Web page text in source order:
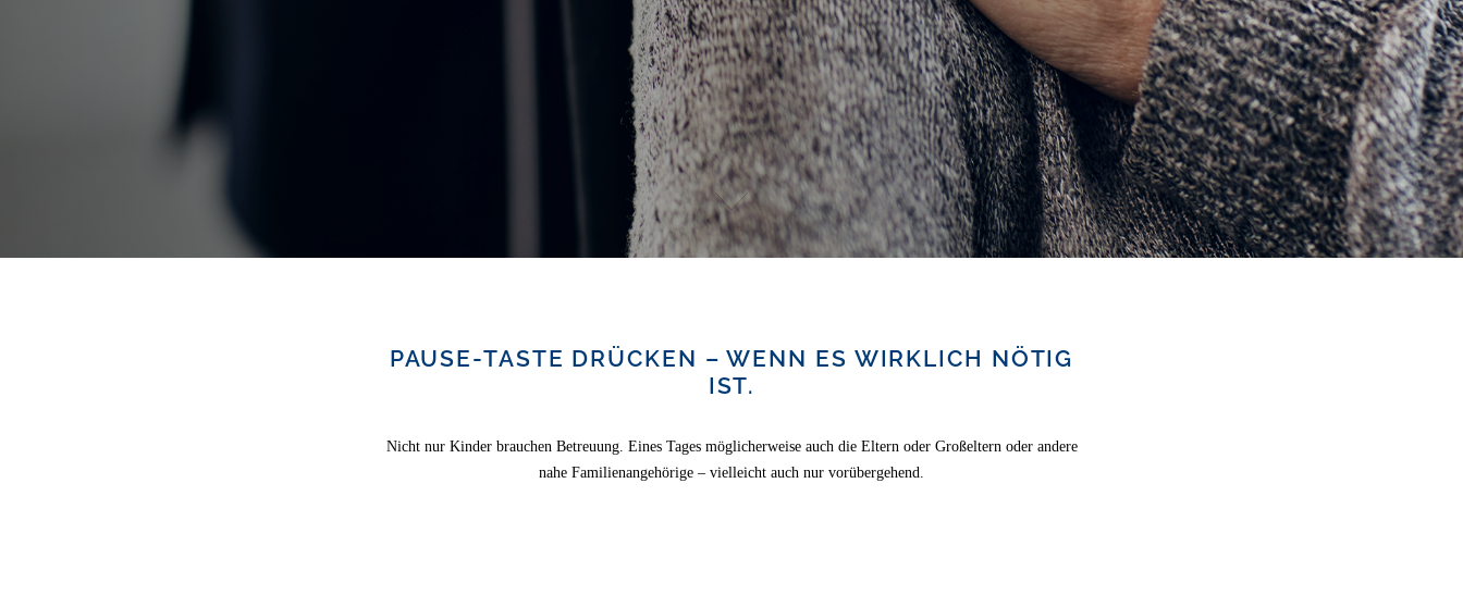
PAUSE-TASTE DRÜCKEN – WENN ES WIRKLICH NÖTIG
IST.
Nicht nur Kinder brauchen Betreuung. Eines Tages möglicherweise auch die Eltern oder Großeltern oder andere
nahe Familienangehörige – vielleicht auch nur vorübergehend.